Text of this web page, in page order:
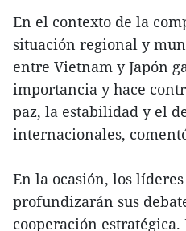
En el contexto de la
situación regional y
entre Vietnam y Japón
importancia y hace
paz, la estabilidad y el
internacionales,
En la ocasión, los
profundizarán sus
cooperación